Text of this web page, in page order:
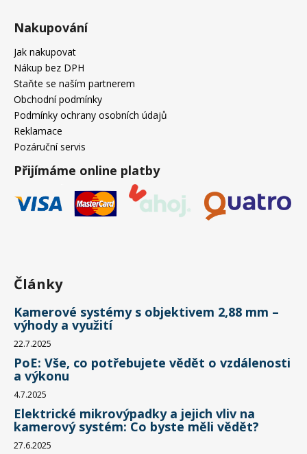
Nakupování
Jak nakupovat
Nákup bez DPH
Staňte se naším partnerem
Obchodní podmínky
Podmínky ochrany osobních údajů
Reklamace
Pozáruční servis
Přijímáme online platby
Články
Kamerové systémy s objektivem 2,88 mm –
výhody a využití
22.7.2025
PoE: Vše, co potřebujete vědět o vzdálenosti
a výkonu
4.7.2025
Elektrické mikrovýpadky a jejich vliv na
kamerový systém: Co byste měli vědět?
27.6.2025